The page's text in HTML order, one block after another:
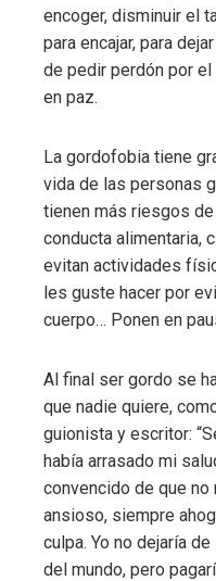
encoger, disminuir el
para encajar, para
de pedir perdón por
en paz.
La gordofobia tiene
vida de las personas
tienen más riesgos
conducta alimentaria,
evitan actividades
les guste hacer por
cuerpo… Ponen en
Al final ser gordo se
que nadie quiere,
guionista y escritor:
había arrasado mi
convencido de que
ansioso, siempre
culpa. Yo no dejaría
del mundo, pero